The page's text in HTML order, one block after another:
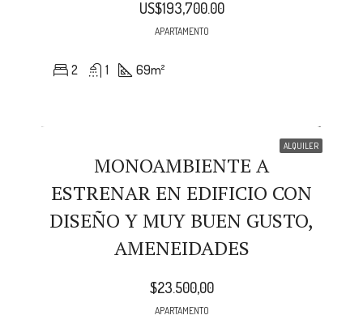
US$193,700.00
APARTAMENTO
2 1 69m²
ALQUILER
MONOAMBIENTE A
ESTRENAR EN EDIFICIO CON
DISEÑO Y MUY BUEN GUSTO,
AMENEIDADES
$23.500,00
APARTAMENTO